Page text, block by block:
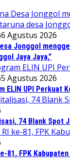
6 Agustus 2026
Jonggol
Jaya Jaya,”
5 Agustus 2026
ELIN UPI Perkuat
74 Blank Spot
81, FPK